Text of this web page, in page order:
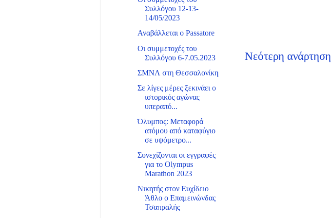
Νεότερη ανάρτηση
Συλλόγου 12-13-
14/05/2023
Αναβάλλεται ο Passatore
Οι συμμετοχές του
Συλλόγου 6-7.05.2023
ΣΜΝΛ στη Θεσσαλονίκη
Σε λίγες μέρες ξεκινάει ο
ιστορικός αγώνας
υπεραπό...
Όλυμπος: Μεταφορά
ατόμου από καταφύγιο
σε υψόμετρο...
Συνεχίζονται οι εγγραφές
για το Olympus
Marathon 2023
Νικητής στον Ευχίδειο
Άθλο ο Επαμεινώνδας
Τσαπραλής